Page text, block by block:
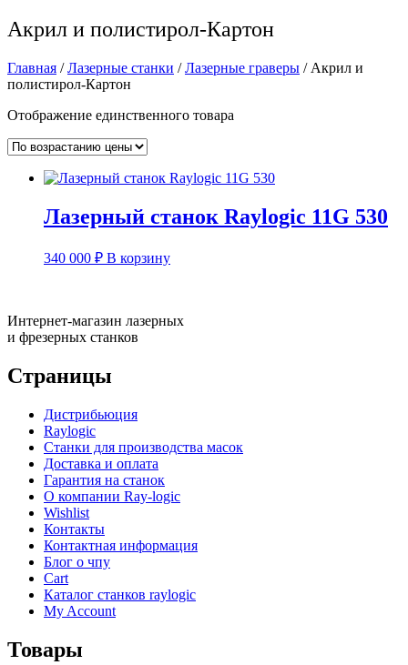
Акрил и полистирол-Картон
Главная /Лазерные станки /Лазерные граверы / Акрил и
полистирол-Картон
Отображение единственного товара
Лазерный станок Raylogic 11G 530
340 000 ₽ В корзину
Интернет-магазин лазерных
и фрезерных станков
Страницы
Дистрибьюция
Raylogic
Станки для производства масок
Доставка и оплата
Гарантия на станок
О компании Ray-logic
Wishlist
Контакты
Контактная информация
Блог о чпу
Cart
Каталог станков raylogic
My Account
Товары